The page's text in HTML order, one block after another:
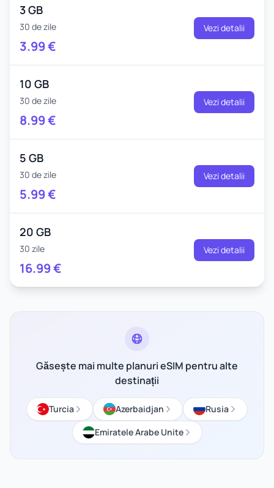
3 GB
30 de zile
3.99€
Vezi detalii
10 GB
30 de zile
8.99€
Vezi detalii
5 GB
30 de zile
5.99€
Vezi detalii
20 GB
30 zile
16.99€
Vezi detalii
Găsește mai multe planuri eSIM pentru alte
destinații
Turcia Azerbaidjan
Rusia
Emiratele Arabe Unite